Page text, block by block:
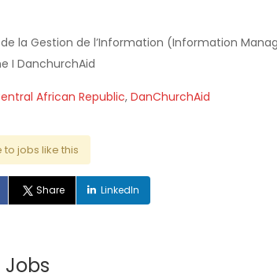
la Gestion de l’Information (Information
I DanchurchAid
African Republic, DanChurchAid
to jobs like this
Share LinkedIn
Jobs